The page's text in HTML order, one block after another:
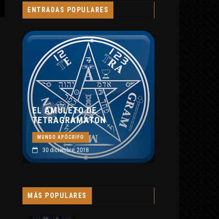
ENTRADAS POPULARES
8 septiembre, 2019
MÁS POPULARES